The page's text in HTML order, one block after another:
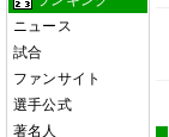
ニュース
試合
ファンサイト
選手公式
著名人